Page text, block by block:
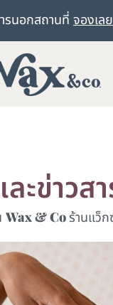
รนอกสถานที่ จองเลย
ะข่าวส
Wax & Co ร้านแว็